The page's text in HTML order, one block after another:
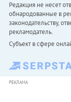
Редакция не несет
обнародованные в
законодательству,
рекламодатель.
Субъект в сфере
РЕКЛАМА